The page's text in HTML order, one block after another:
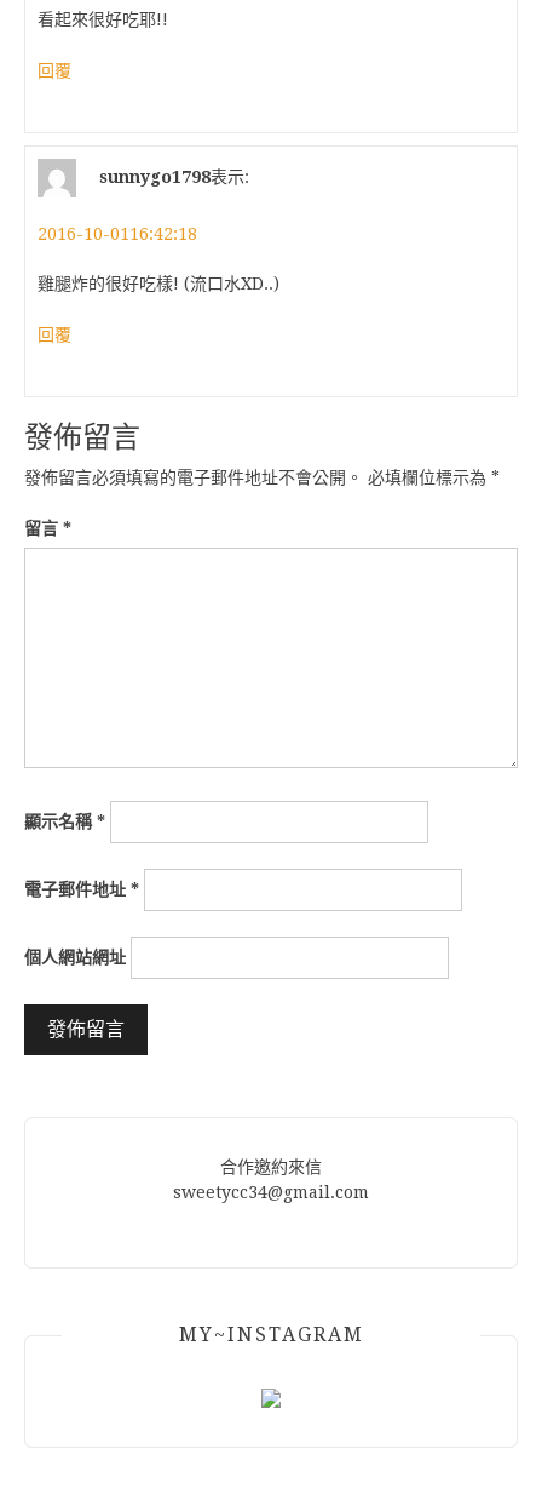
看起來很好吃耶!!
回覆
sunnygo1798表示:
2016-10-0116:42:18
雞腿炸的很好吃樣! (流口水XD..)
回覆
發佈留言
發佈留言必須填寫的電子郵件地址不會公開。 必填欄位標示為 *
留言 *
顯示名稱*
電子郵件地址 *
個人網站網址
合作邀約來信
sweetycc34@gmail.com
MY~INSTAGRAM